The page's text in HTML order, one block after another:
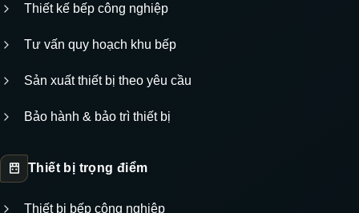
Thiết kế bếp công nghiệp
Tư vấn quy hoạch khu bếp
Sản xuất thiết bị theo yêu cầu
Bảo hành & bảo trì thiết bị
Thiết bị trọng điểm
Thiết bị bếp công nghiệp